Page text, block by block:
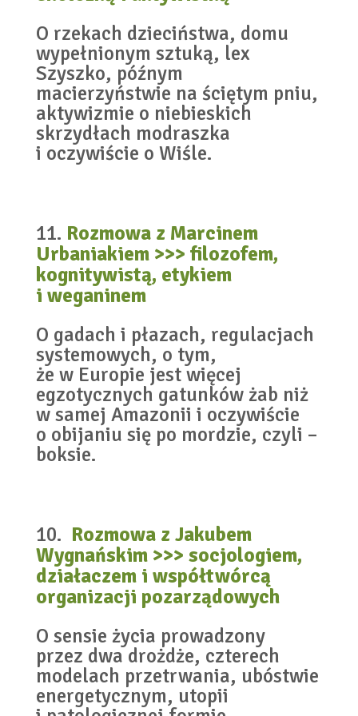
O rzekach dzieciństwa, domu
wypełnionym sztuką, lex
Szyszko, późnym
macierzyństwie na ściętym pniu,
aktywizmie o niebieskich
skrzydłach modraszka
i oczywiście o Wiśle.
Rozmowa z Marcinem
Urbaniakiem >>> filozofem,
kognitywistą, etykiem
i weganinem
O gadach i płazach, regulacjach
systemowych, o tym,
że w Europie jest więcej
egzotycznych gatunków żab niż
w samej Amazonii i oczywiście
o obijaniu się po mordzie, czyli –
boksie.
Rozmowa z Jakubem
Wygnańskim >>> socjologiem,
działaczem i współtwórcą
organizacji pozarządowych
O sensie życia prowadzony
przez dwa drożdże, czterech
modelach przetrwania, ubóstwie
energetycznym, utopii